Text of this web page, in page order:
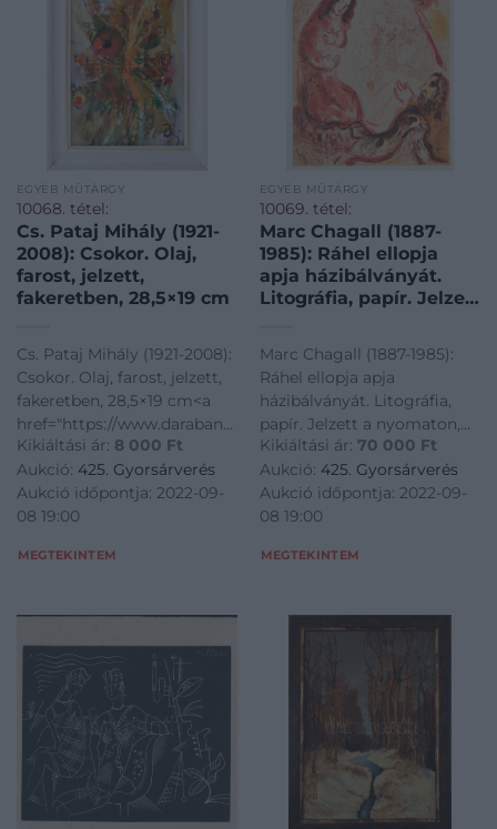
EGYÉB MŰTÁRGY
10068. tétel:
Cs. Pataj Mihály (1921-
2008): Csokor. Olaj,
farost, jelzett,
fakeretben, 28,5×19 cm
Cs. Pataj Mihály (1921-2008):
Csokor. Olaj, farost, jelzett,
fakeretben, 28,5×19 cm<a
href="https://www.darabanth.com/hu/gyorsarveres/425/
es-grafikak/Festmenyek-es-
grafikak~500001/Cs-Pataj-
Mihaly-1921-2008-Csokor-
Olaj-farost-je
Kikiáltási ár: 8 000 Ft
Aukció: 425. Gyorsárverés
Aukció időpontja: 2022-09-
08 19:00
MEGTEKINTEM
EGYÉB MŰTÁRGY
10069. tétel:
Marc Chagall (1887-
1985): Ráhel ellopja
apja házibálványát.
Litográfia, papír. Jelzett
cm / Rachel Steals Her
Father’s Graven
Images. Lithograph,
paper. With certificate.
Marc Chagall (1887-1985):
Ráhel ellopja apja
házibálványát. Litográfia,
papír. Jelzett a nyomaton,
tanúsítvánnyal, 35x26 cm /
Rachel Steals Her Father's
Graven Images. Lithograph,
paper. With certificate.<a
Kikiáltási ár: 70 000 Ft
Aukció: 425. Gyorsárverés
Aukció időpontja: 2022-09-
08 19:00
MEGTEKINTEM